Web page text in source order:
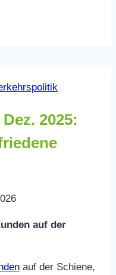
2025:
auf der
auf der Schiene,